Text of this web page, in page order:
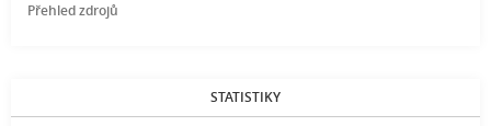
Přehled zdrojů
STATISTIKY